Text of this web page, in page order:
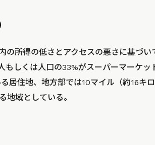
の所得の低さとアクセスの悪さに基づ
しくは人口の33%がスーパーマーケッ
居住地、地方部では10マイル（約16キ
地域としている。